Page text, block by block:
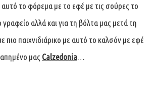
το φόρεμα με το εφέ με τις σούρες το
γραφείο αλλά και για τη βόλτα μας μετά τη
πιο παιχνιδιάρικο με αυτό το καλσόν με εφέ
μας Calzedonia…